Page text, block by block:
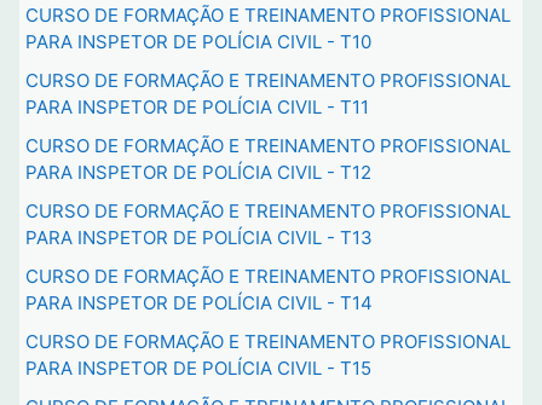
CURSO DE FORMAÇÃO E TREINAMENTO PROFISSIONAL
PARA INSPETOR DE POLÍCIA CIVIL - T10
CURSO DE FORMAÇÃO E TREINAMENTO PROFISSIONAL
PARA INSPETOR DE POLÍCIA CIVIL - T11
CURSO DE FORMAÇÃO E TREINAMENTO PROFISSIONAL
PARA INSPETOR DE POLÍCIA CIVIL - T12
CURSO DE FORMAÇÃO E TREINAMENTO PROFISSIONAL
PARA INSPETOR DE POLÍCIA CIVIL - T13
CURSO DE FORMAÇÃO E TREINAMENTO PROFISSIONAL
PARA INSPETOR DE POLÍCIA CIVIL - T14
CURSO DE FORMAÇÃO E TREINAMENTO PROFISSIONAL
PARA INSPETOR DE POLÍCIA CIVIL - T15